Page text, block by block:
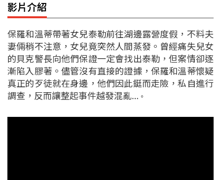
影片介紹
保羅和溫蒂帶著女兒泰勒前往湖邊露營度假，不料夫
妻倆稍不注意，女兒竟突然人間蒸發。曾經痛失兒女
的貝克警長向他們保證一定會找出泰勒，但案情卻逐
漸陷入膠著。儘管沒有直接的證據，保羅和溫蒂懷疑
真正的歹徒就在身邊，他們因此鋌而走險，私自進行
調查，反而讓整起事件越發混亂… 。